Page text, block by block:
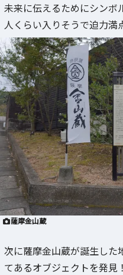
未来に伝えるためにシンボ
人くらい入りそうで迫力満
薩摩金山蔵
次に薩摩金山蔵が誕生した
てあるオブジェクトを発見！